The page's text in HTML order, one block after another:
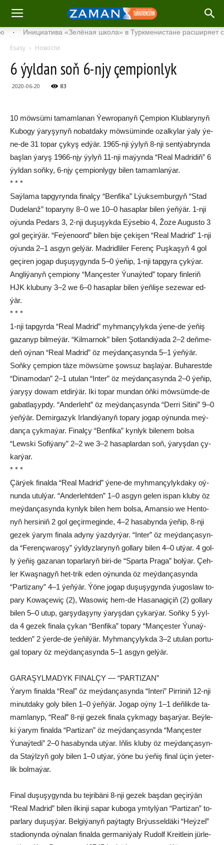
«Зелёная школа» в Туркменистане расширяет свой
Esasy Новости
6 ýyl­dan soň 6-njy çem­pi­on­lyk
2020-06-20 83
10 möw­sü­mi ta­mam­la­nan Ýew­ro­pa­nyň Çem­pi­on Klub­la­ry­nyň
Ku­bo­gy ýa­ry­şy­nyň no­bat­da­ky möw­sü­min­de ozal­ky­lar ýa­ly ýe­
ne-de 31 to­par çy­kyş ed­ýär. 1965-nji ýy­lyň 8-nji sent­ýab­ryn­da
baş­lan ýa­ryş 1966-njy ýy­lyň 11-nji ma­ýyn­da “Re­al Mad­ri­diň” 6
ýyl­dan soň­ky, 6-njy çem­pi­on­ly­gy bi­len ta­mam­lan­ýar.
* * *
Saý­la­ma tap­gy­ryn­da fi­nal­çy “Ben­fi­ka” Lýuk­sem­bur­gyň “Stad
Du­de­lanž” to­pa­ry­ny 8–0 we 10–0 ha­sap­lar bi­len ýeň­ýär. 1-nji
oýun­da Pe­dars 3, 2-nji du­şu­şyk­da Eý­se­bio 4, Žo­ze Au­gus­to 3
gol ge­çir­ýär. “Fe­ýe­noord” bi­len bi­je çe­ki­şen “Re­al Mad­rid” 1-nji
oýun­da 2–1 as­gyn gel­ýär. Mad­rid­li­ler Fe­renç Puş­ka­şyň 4 gol
ge­çi­ren jo­gap du­şu­şy­gyn­da 5–0 ýe­ňip, 1-nji tap­gy­ra çyk­ýar.
Ang­li­ýa­nyň çem­pio­ny “Man­çes­ter Ýu­naý­ted” to­pa­ry fin­le­riň
HJK klu­bu­ny 3–2 we 6–0 ha­sap­lar bi­len ýeň­li­şe se­ze­war ed­
ýär.
* * *
1-nji tap­gyr­da “Re­al Mad­rid” myh­man­çy­lyk­da ýe­ne-de ýe­ňiş
ga­za­nyp bil­me­ýär. “Kil­mar­nok” bi­len Şot­lan­di­ýa­da 2–2 deň­me-
deň oý­nan “Re­al Mad­rid” öz meý­dan­ça­syn­da 5–1 ýeň­ýär.
Soň­ky çem­pi­on tä­ze möw­sü­me şow­suz baş­la­ýar. Bu­ha­rest­de
“Dinamodan” 2–1 utu­lan “In­ter” öz meý­dan­ça­syn­da 2–0 ýe­ňip,
ýa­ry­şy do­wam et­dir­ýär. Iki to­par mun­dan öň­ki möw­süm­de-de
ga­bat­la­şyp­dy. “An­der­leht” öz meý­dan­ça­syn­da “Der­ri Si­ti­ni” 9–0
ýeň­ýär. De­mir­ga­zyk Ir­lan­di­ýa­nyň to­pa­ry jo­gap oý­nun­da meý­
dan­ça çyk­ma­ýar. Fi­nal­çy “Ben­fi­ka” kyn­lyk bi­le­nem bol­sa
“Lews­ki So­fi­ýa­ny” 2–2 we 3–2 ha­sap­lar­dan soň, ýa­ryş­dan çy­
kar­ýar.
* * *
Çär­ýek fi­nal­da “Re­al Mad­rid” ýe­ne-de myh­man­çy­lyk­da­ky oý­
nun­da utul­ýar. “An­der­leht­den” 1–0 as­gyn ge­len is­pan klu­by öz
meý­dan­ça­syn­da kyn­lyk bi­len hem bol­sa, Aman­sio we Hen­to­
nyň her­si­niň 2 gol ge­çir­me­gin­de, 4–2 ha­sa­byn­da ýe­ňip, 8-nji
ge­zek ýa­rym fi­na­la ady­ny ýaz­dyr­ýar. “In­ter” öz meý­dan­ça­syn­
da “Fe­renç­wa­ro­şy” ýyl­dyz­la­ry­nyň gol­la­ry bi­len 4–0 ut­ýar. 4 gol­
ly ýe­ňiş ga­za­nan to­par­la­ryň bi­ri-de “Spar­ta Pra­ga” bol­ýar. Çeh­
ler Kwaş­na­gyň het-trik eden oý­nun­da öz meý­dan­ça­syn­da
“Par­ti­za­ny” 4–1 ýeň­ýär. Ýö­ne jo­gap du­şu­şy­gyn­da ýu­gos­law to­
pa­ry Ko­wa­çe­wiç (2), Wa­so­wiç hem-de Ha­sa­na­gi­çiň (2) gol­la­ry
bi­len 5–0 utup, gar­şy­da­şy­ny ýa­ryş­dan çy­kar­ýar. Soň­ky 5 ýyl­
da 4 ge­zek fi­na­la çy­kan “Ben­fi­ka” to­pa­ry “Man­çes­ter Ýu­naý­
ted­den” 2 ýer­de-de ýe­ňil­ýär. Myh­man­çy­lyk­da 3–2 utu­lan por­tu­
gal to­pa­ry öz meý­dan­ça­syn­da 5–1 as­gyn gel­ýär.
GARAŞYLMADYK FINALÇY — “PARTIZAN”
Ýa­rym fi­nal­da “Re­al” öz meý­dan­ça­syn­da “In­te­ri” Pir­ri­niň 12-nji
mi­nut­da­ky go­ly bi­len 1–0 ýeň­ýär. Jo­gap oý­ny 1–1 deň­lik­de ta­
mam­la­nyp, “Re­al” 8-nji ge­zek fi­na­la çyk­ma­gy ba­şar­ýar. Beý­le­
ki ýa­rym fi­nal­da “Par­ti­zan” öz meý­dan­ça­syn­da “Man­çes­ter
Ýu­naý­te­di” 2–0 ha­sa­byn­da ut­ýar. Iň­lis klu­by öz meý­dan­ça­syn­
da Staýl­zyň go­ly bi­len 1–0 ut­ýar, ýö­ne bu ýe­ňiş fi­nal üçin ýe­ter­
lik bol­ma­ýar.
Fi­nal du­şu­şy­gyn­da bu tej­ri­bä­ni 8-nji ge­zek baş­dan ge­çir­ýän
“Re­al Mad­rid” bi­len il­kin­ji sa­par ku­bo­ga ym­tyl­ýan “Par­ti­zan” to­
par­la­ry du­şuş­ýar. Bel­gi­ýa­nyň paý­tag­ty Brýus­sel­dä­ki “Heýzel”
sta­dio­nyn­da oý­na­lan fi­nal­da ger­ma­ni­ýa­ly Ru­dolf Kreit­le­in jür­le­